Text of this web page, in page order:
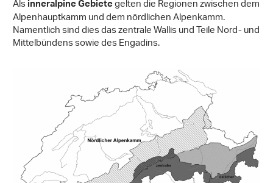
Alsinneralpine Gebietegelten die Regionen zwischen dem
Alpenhauptkamm und dem nördlichen Alpenkamm.
Namentlich sind dies das zentrale Wallis und Teile Nord- und
Mittelbündens sowie des Engadins.